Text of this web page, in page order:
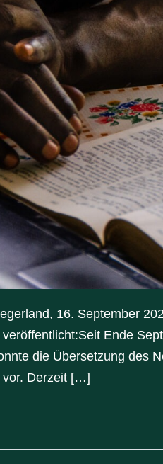
16. September
Ende
die Übersetzung des
vor. Derzeit […]